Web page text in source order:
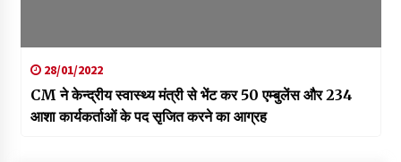
28/01/2022
CM ने केन्द्रीय स्वास्थ्य मंत्री से भेंट कर 50 एम्बुलेंस और 234
आशा कार्यकर्ताओं के पद सृजित करने का आग्रह